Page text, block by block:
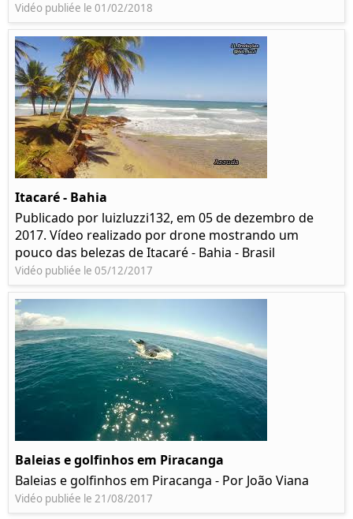
Vidéo publiée le 01/02/2018
Itacaré - Bahia
Publicado por luizluzzi132, em 05 de dezembro de
2017. Vídeo realizado por drone mostrando um
pouco das belezas de Itacaré - Bahia - Brasil
Vidéo publiée le 05/12/2017
Baleias e golfinhos em Piracanga
Baleias e golfinhos em Piracanga - Por João Viana
Vidéo publiée le 21/08/2017